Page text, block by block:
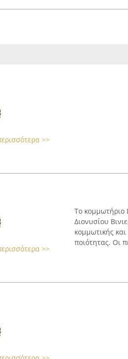
>>
>>
Το κομμωτήριο
Διονυσίου
κομμωτικής
ποιότητας. Οι